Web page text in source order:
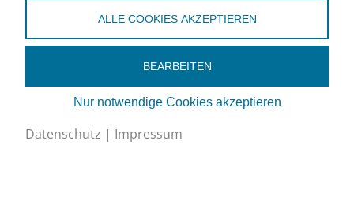
Schweizerischer Verband für Kältetechnik SVK
ALLE COOKIES AKZEPTIEREN
BEARBEITEN
Nur notwendige Cookies akzeptieren
Datenschutz | Impressum